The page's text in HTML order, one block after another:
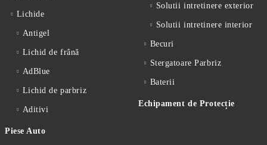
Lichide
Antigel
Lichid de frânǎ
AdBlue
Lichid de parbriz
Aditivi
Piese Auto
Solutii intretinere exterior
Solutii intretinere interior
Becuri
Stergatoare Parbriz
Baterii
Echipament de Protecție